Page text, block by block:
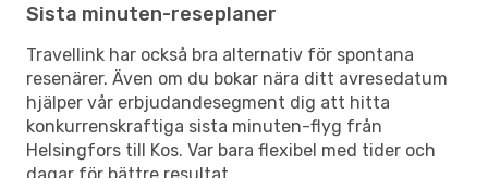
Sista minuten-reseplaner
Travellink har också bra alternativ för spontana
resenärer. Även om du bokar nära ditt avresedatum
hjälper vår erbjudandesegment dig att hitta
konkurrenskraftiga sista minuten-flyg från
Helsingfors till Kos. Var bara flexibel med tider och